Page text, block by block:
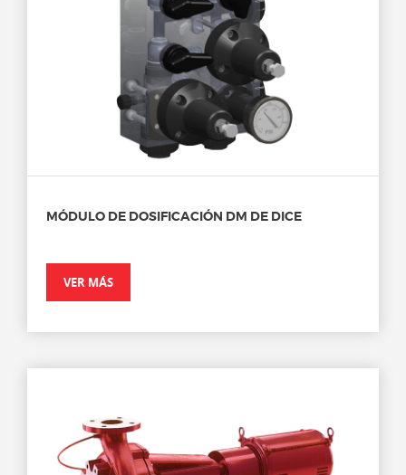
MÓDULO DE DOSIFICACIÓN DM DE DICE
VER MÁS